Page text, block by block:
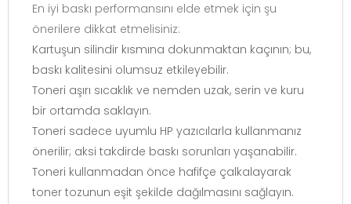
En iyi baskı performansını elde etmek için şu
önerilere dikkat etmelisiniz:
Kartuşun silindir kısmına dokunmaktan kaçının; bu,
baskı kalitesini olumsuz etkileyebilir.
Toneri aşırı sıcaklık ve nemden uzak, serin ve kuru
bir ortamda saklayın.
Toneri sadece uyumlu HP yazıcılarla kullanmanız
önerilir; aksi takdirde baskı sorunları yaşanabilir.
Toneri kullanmadan önce hafifçe çalkalayarak
toner tozunun eşit şekilde dağılmasını sağlayın.